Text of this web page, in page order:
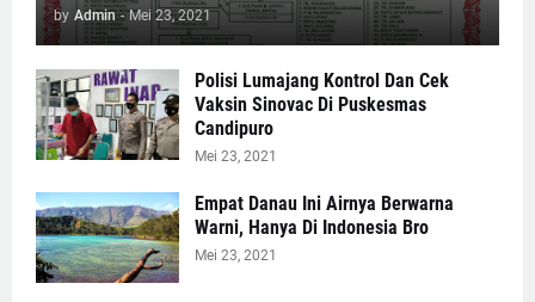
by Admin - Mei 23, 2021
Polisi Lumajang Kontrol Dan Cek
Vaksin Sinovac Di Puskesmas
Candipuro
Mei 23, 2021
Empat Danau Ini Airnya Berwarna
Warni, Hanya Di Indonesia Bro
Mei 23, 2021